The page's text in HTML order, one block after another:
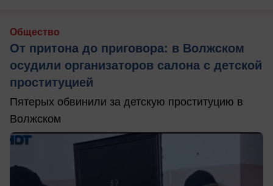
Общество
От притона до приговора: в Волжском
осудили организаторов салона с детской
проституцией
Пятерых обвинили за детскую проституцию в
Волжском